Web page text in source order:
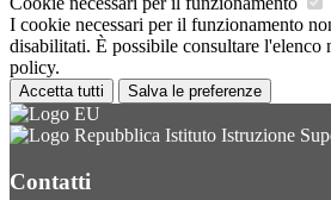
I cookie necessari per il funzionamento
disabilitati. È possibile consultare l'elenco
policy.
Accetta tutti Salva le preferenze
Istituto Istruzione
Contatti